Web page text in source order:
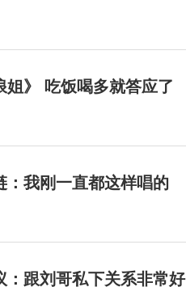
姐》 吃饭喝多就答应了
：我刚一直都这样唱的
：跟刘哥私下关系非常好